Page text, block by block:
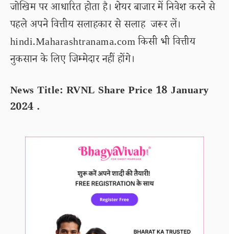
जोखिम पर आधारित होता है। शेयर बाजार में निवेश करने से
पहले अपने वित्तीय सलाहकार से सलाह जरूर लें।
hindi.Maharashtranama.com किसी भी वित्तीय
नुकसान के लिए जिम्मेदार नहीं होंगे।
News Title: RVNL Share Price 18 January
2024 .